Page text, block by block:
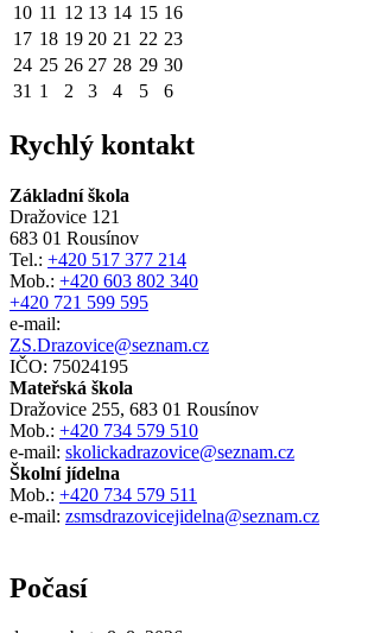
10 11 12 13 14 15 16
17 18 19 20 21 22 23
24 25 26 27 28 29 30
31 1 2 3 4 5 6
Rychlý kontakt
Základní škola
Dražovice 121
683 01 Rousínov
Tel.: +420 517 377 214
Mob.: +420 603 802 340
+420 721 599 595
e-mail:
ZS.Drazovice@seznam.cz
IČO: 75024195
Mateřská škola
Dražovice 255, 683 01 Rousínov
Mob.: +420 734 579 510
e-mail: skolickadrazovice@seznam.cz
Školní jídelna
Mob.: +420 734 579 511
e-mail: zsmsdrazovicejidelna@seznam.cz
Počasí